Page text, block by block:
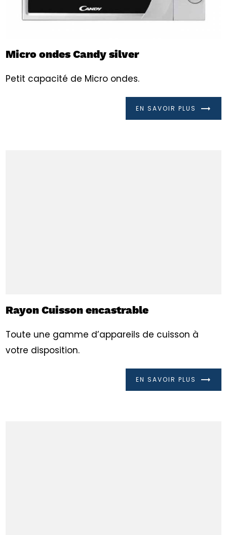
Micro ondes Candy silver
Petit capacité de Micro ondes.
EN SAVOIR PLUS
Rayon Cuisson encastrable
Toute une gamme d’appareils de cuisson à
votre disposition.
EN SAVOIR PLUS